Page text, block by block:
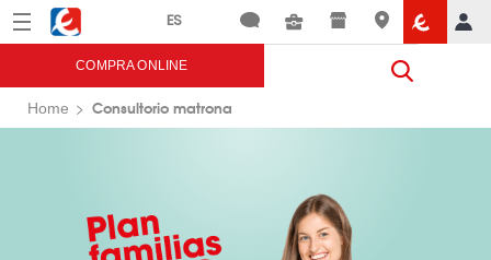
Menú Eroski
COMPRA ONLINE
Home Consultorio matrona